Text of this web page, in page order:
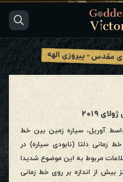
مقدس - پیروزی الهه
۲۰۱۹
آوریل، سیاره زمین بین خط
زمانی دلتا (نابودی سیاره) در
مربوط به این موضوع شدیدا
بیش از اندازه بر روی خط زمانی